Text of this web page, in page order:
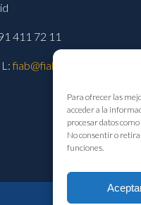
Para ofrecer las
acceder a la
procesar datos
No consentir o
funciones.
411 72 11
fiab@fiab.es